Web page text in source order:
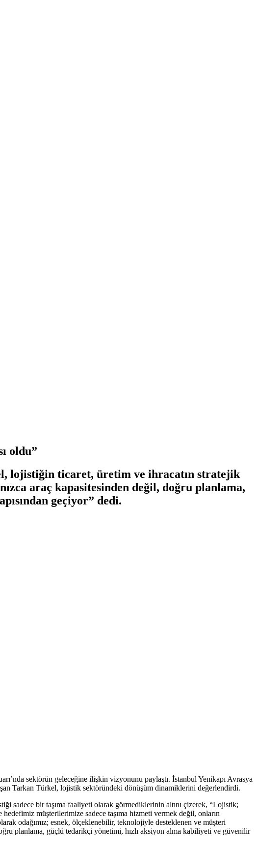
oldu”
lojistiğin ticaret, üretim ve ihracatın stratejik
araç kapasitesinden değil, doğru planlama,
geçiyor” dedi.
sektörün geleceğine ilişkin vizyonunu paylaştı. İstanbul Yenikapı Avrasya
Tarkan Türkel, lojistik sektöründeki dönüşüm dinamiklerini değerlendirdi.
sadece bir taşıma faaliyeti olarak görmediklerinin altını çizerek, “Lojistik;
müşterilerimize sadece taşıma hizmeti vermek değil, onların
odağımız; esnek, ölçeklenebilir, teknolojiyle desteklenen ve müşteri
planlama, güçlü tedarikçi yönetimi, hızlı aksiyon alma kabiliyeti ve güvenilir